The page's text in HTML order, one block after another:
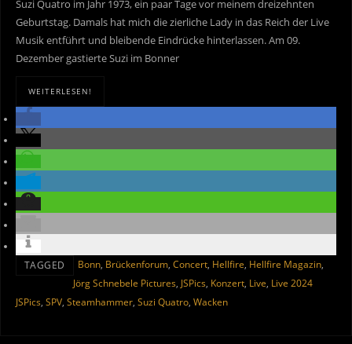
Suzi Quatro im Jahr 1973, ein paar Tage vor meinem dreizehnten
Geburtstag. Damals hat mich die zierliche Lady in das Reich der Live
Musik entführt und bleibende Eindrücke hinterlassen. Am 09.
Dezember gastierte Suzi im Bonner
WEITERLESEN!
TAGGED Bonn, Brückenforum, Concert, Hellfire, Hellfire Magazin,
Jörg Schnebele Pictures, JSPics, Konzert, Live, Live 2024
JSPics, SPV, Steamhammer, Suzi Quatro, Wacken